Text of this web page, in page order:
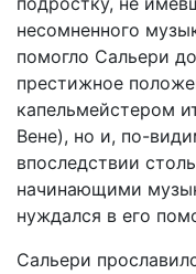
несомненного
помогло Сальери
престижное
капельмейстером
Вене), но и, по-
впоследствии
начинающими
нуждался в его
Сальери